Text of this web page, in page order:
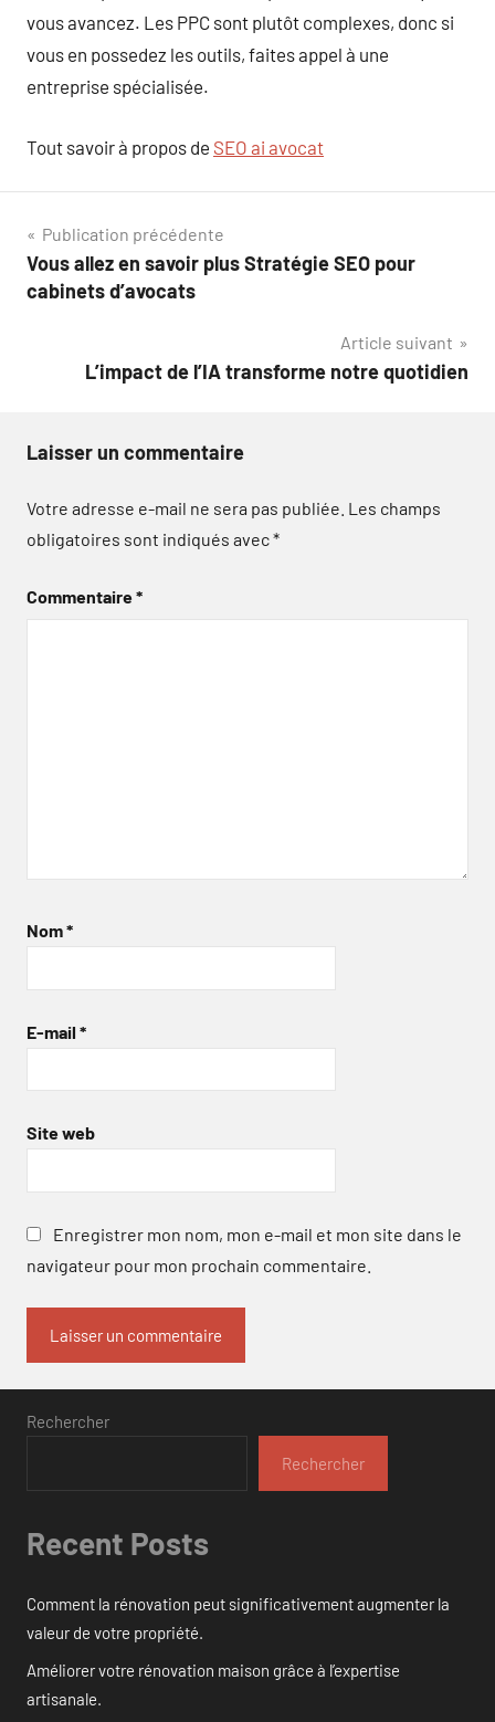
vous avancez. Les PPC sont plutôt complexes, donc si
vous en possedez les outils, faites appel à une
entreprise spécialisée.
Tout savoir à propos de SEO ai avocat
Navigation
de
Publication précédente
Vous allez en savoir plus Stratégie SEO pour
cabinets d’avocats
Article suivant
L’impact de l’IA transforme notre quotidien
Laisser un commentaire
Votre adresse e-mail ne sera pas publiée. Les champs
obligatoires sont indiqués avec*
Commentaire*
Nom*
E-mail *
Site web
Enregistrer mon nom, mon e-mail et mon site dans le
navigateur pour mon prochain commentaire.
Rechercher
Rechercher
Recent Posts
Comment la rénovation peut significativement augmenter la
valeur de votre propriété.
Améliorer votre rénovation maison grâce à l’expertise
artisanale.